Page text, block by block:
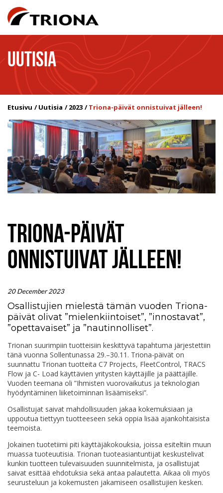
UUTISIA
Etusivu Uutisia 2023 Triona-päivät onnistuivat jälleen!
TRIONA-PÄIVÄT
ONNISTUIVAT JÄLLEEN!
20 December 2023
Osallistujien mielestä tämän vuoden Triona-
päivät olivat ”mielenkiintoiset”, ”innostavat”,
”opettavaiset” ja ”nautinnolliset”.
Trionan suurimpiin tuotteisiin keskittyvä tapahtuma järjestettiin
tänä vuonna Sollentunassa 29.–30.11. Triona-päivät on
suunnattu Trionan tuotteita C7 Projects, FleetControl, TRACS
Flow ja C- Load käyttävien yritysten käyttäjille ja päättäjille.
Vuoden teemana oli ”Ihmisten vuorovaikutus ja teknologian
hyödyntäminen liiketoiminnan lisäämiseksi”.
Osallistujat saivat mahdollisuuden jakaa kokemuksiaan ja
uppoutua tiettyyn tuotteeseen sekä oppia lisää ajankohtaisista
teemoista.
Jokainen tuotetiimi piti käyttäjäkokouksia, joissa esiteltiin muun
muassa tuoteuutisia. Trionan tuoteasiantuntijat keskustelivat
kunkin tuotteen tulevaisuuden suunnitelmista, ja osallistujat
saivat esittää ehdotuksia sekä antaa palautetta. Aikaa oli myös
seurusteluun ja kokemusten jakamiseen osallistujien kesken.